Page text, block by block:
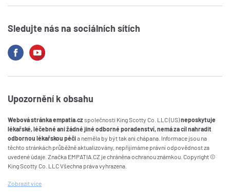
Sledujte nás na sociálních sítích
Upozornění k obsahu
Webová stránka empatia.czspolečnosti King Scotty Co. LLC (US)neposkytuje
lékařské, léčebné ani žádné jiné odborné poradenství, nemá za cíl nahradit
odbornou lékařskou péčia neměla by být tak ani chápana. Informace jsou na
těchto stránkách průběžně aktualizovány, nepřijímáme právní odpovědnost za
uvedené údaje. Značka EMPATIA.CZ je chráněna ochranou známkou. Copyright ©
King Scotty Co. LLC Všechna práva vyhrazena.
Zobrazitvíce